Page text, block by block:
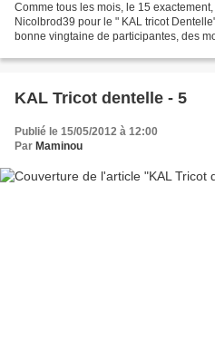
Comme tous les mois, le 15
Nicolbrod39 pour le " KAL tricot
bonne vingtaine de participantes, des
KAL Tricot dentelle - 5
Publié le 15/05/2012 à 12:00
Par Maminou